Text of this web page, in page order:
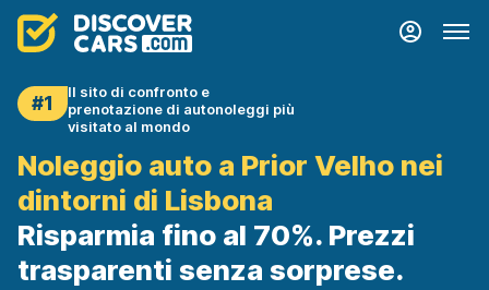
#1
Il sito di confronto e
prenotazione di autonoleggi più
visitato al mondo
Noleggio auto a Prior Velho nei
dintorni di Lisbona
Risparmia fino al 70%. Prezzi
trasparenti senza sorprese.